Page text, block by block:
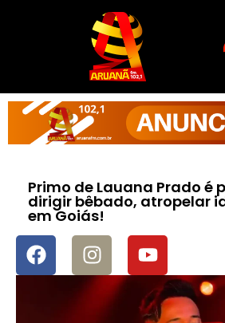
Primo de Lauana Prado é
dirigir bêbado, atropelar
em Goiás!